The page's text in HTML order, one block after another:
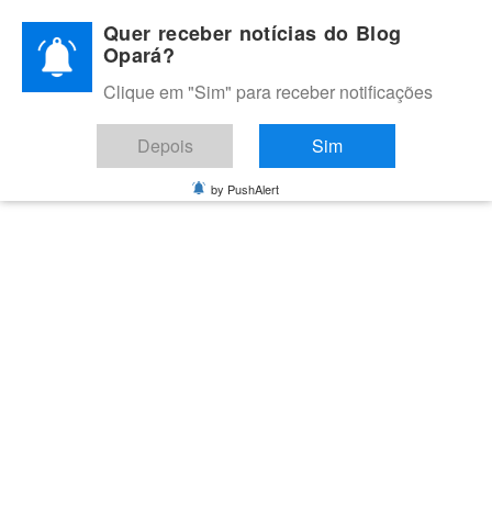
content
BLOG OPARÁ
Melhores notícias de Juazeiro, Petrolina e do Vale do São
Francisco
Quer receber notícias do Blog
Opará?
Clique em "Sim" para receber notificações
Depois Sim
by PushAlert